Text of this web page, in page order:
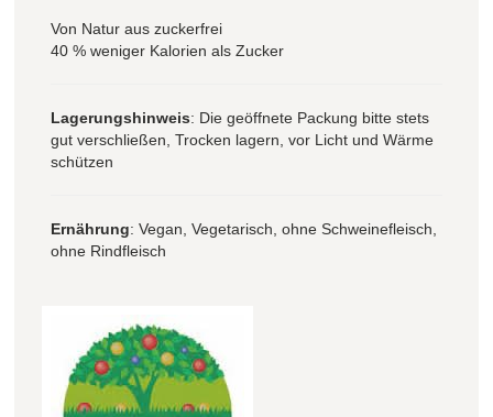
Von Natur aus zuckerfrei
40 % weniger Kalorien als Zucker
Lagerungshinweis: Die geöffnete Packung bitte stets
gut verschließen, Trocken lagern, vor Licht und Wärme
schützen
Ernährung: Vegan, Vegetarisch, ohne Schweinefleisch,
ohne Rindfleisch